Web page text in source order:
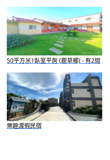
50平方米1臥室平房 (鹿草鄉) - 有2間
私人浴室
樂趣渡假民宿